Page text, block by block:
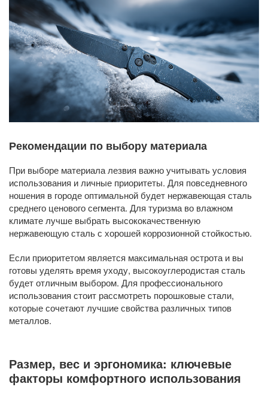
Рекомендации по выбору материала
При выборе материала лезвия важно учитывать условия
использования и личные приоритеты. Для повседневного
ношения в городе оптимальной будет нержавеющая сталь
среднего ценового сегмента. Для туризма во влажном
климате лучше выбрать высококачественную
нержавеющую сталь с хорошей коррозионной стойкостью.
Если приоритетом является максимальная острота и вы
готовы уделять время уходу, высокоуглеродистая сталь
будет отличным выбором. Для профессионального
использования стоит рассмотреть порошковые стали,
которые сочетают лучшие свойства различных типов
металлов.
Размер, вес и эргономика: ключевые
факторы комфортного использования